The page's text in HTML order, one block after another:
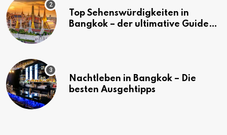
Top Sehenswürdigkeiten in
Bangkok – der ultimative Guide
Nachtleben in Bangkok – Die
besten Ausgehtipps